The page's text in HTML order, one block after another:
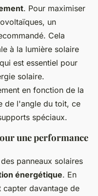
. Pour maximiser
un
Cela
à la lumière solaire
est essentiel pour
solaire.
en fonction de la
de l'angle du toit, ce
spéciaux.
une performance
des panneaux solaires
énergétique. En
capter davantage de